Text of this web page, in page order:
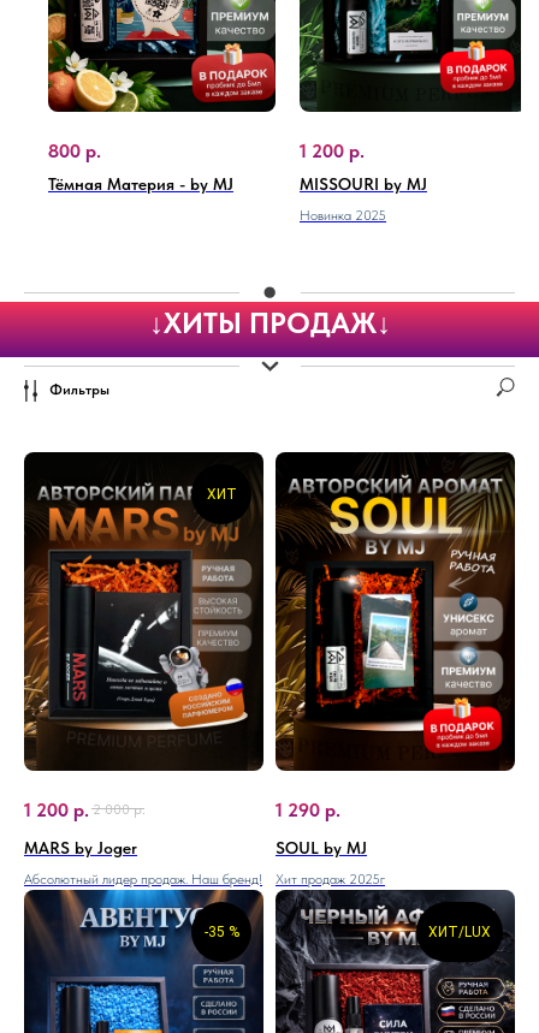
800 р.
Тёмная Материя - by MJ
1 200 р.
MISSOURI by MJ
Новинка 2025
↓ХИТЫ ПРОДАЖ↓
Фильтры
ХИТ
1 200 р. 2 000 р.
MARS by Joger
Абсолютный лидер продаж. Наш бренд!
1 290 р.
SOUL by MJ
Хит продаж 2025г
-35 % ХИТ/LUX